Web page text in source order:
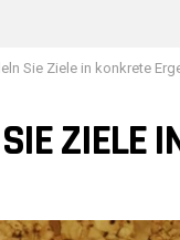
Sie Ziele in konkrete
ZIELE